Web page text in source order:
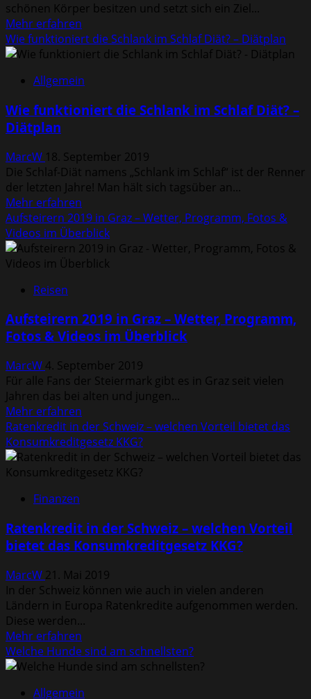
schönen Körper besitzen und setzt sich ein Ziel...
Mehr erfahren
Informationen
über
Balance
–
Lebensmittel
&
Ablauf
Wie funktioniert die Schlank im Schlaf Diät? – Diätplan
Allgemein
Wie funktioniert die Schlank im Schlaf Diät? –
Diätplan
MarcW 18. September 2019
Die Schlaf-Diät namens „Schlank im Schlaf“ ist der Renner
der letzten Jahre! Man hält sich tagsüber an...
Mehr erfahren
Informationen
über
Wie
funktioniert
Schlaf
Diät?
Diätplan
Aufsteirern 2019 in Graz – Wetter, Programm, Fotos &
Videos im Überblick
Reisen
Aufsteirern 2019 in Graz – Wetter, Programm,
Fotos & Videos im Überblick
MarcW 4. September 2019
Für alle Fans der Steiermark gibt es in Graz seit vielen
Jahren das bei alten und jungen...
Mehr erfahren
Informationen
über
Aufsteirern
2019
Wetter,
Programm,
&
Videos
im
Überblick
Ratenkredit in der Schweiz – welchen Vorteil bietet das
Konsumkreditgesetz KKG?
Finanzen
Ratenkredit in der Schweiz – welchen Vorteil
bietet das Konsumkreditgesetz KKG?
MarcW 21. Mai 2019
In der Schweiz können wie auch in vielen anderen
Ländern in Europa Ratenkredite aufgenommen werden.
Diese werden...
Mehr erfahren
Informationen
über
in
Welche Hunde sind am schnellsten?
Allgemein